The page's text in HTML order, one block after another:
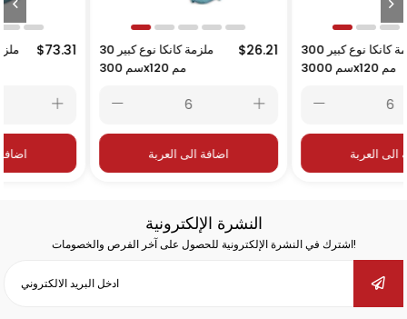
ملزمة كانكا نوع كبير 30
سم 300x120 مم
$26.21
اضافة الى العربة
ملزمة كانكا نوع كبير 300
سم 3000x120 مم
اضافة الى العربة
النشرة الإلكترونية
اشترك في النشرة الإلكترونية للحصول على آخر الفرص والخصومات!